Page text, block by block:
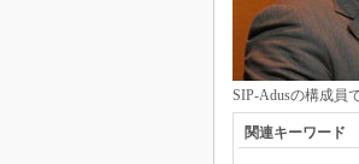
SIP-Adusの構成員
関連キーワード